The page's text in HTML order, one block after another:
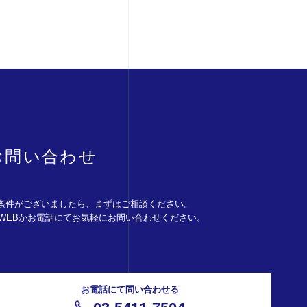
い合わせ
がございましたら、まずはご相談ください。
かお電話にてお気軽にお問い合わせください。
お電話にて問い合わせる